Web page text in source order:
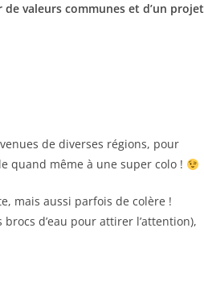
valeurs communes et d’un projet
de diverses régions, pour
quand même à une super colo !
mais aussi parfois de colère !
d’eau pour attirer l’attention),